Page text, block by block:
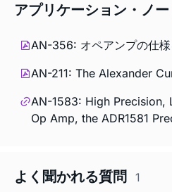
アプリケーション・ノー
AN-356: オペアンプの仕
AN-211: The Alexander
AN-1583: High Precision,
Op Amp, the ADR1581
よく聞かれる質問 1